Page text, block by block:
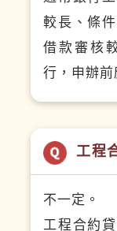
較長、條
借款審核
行，申辦前
工程
不一定。
工程合約